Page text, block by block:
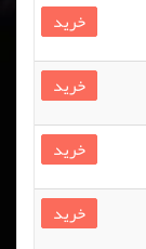
خرید
خرید
خرید
خرید